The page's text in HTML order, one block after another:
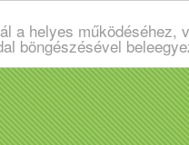
a helyes
böngészésével